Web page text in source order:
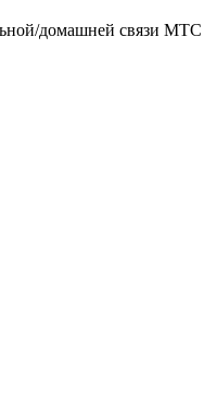
домашней связи МТС